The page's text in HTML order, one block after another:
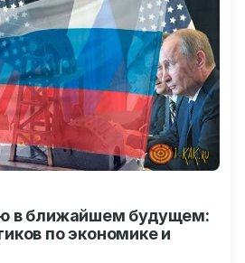
в ближайшем будущем:
по экономике и